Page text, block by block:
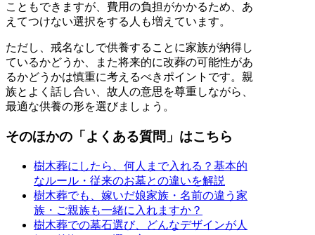
こともできますが、費用の負担がかかるため、あ
えてつけない選択をする人も増えています。
ただし、戒名なしで供養することに家族が納得し
ているかどうか、また将来的に改葬の可能性があ
るかどうかは慎重に考えるべきポイントです。親
族とよく話し合い、故人の意思を尊重しながら、
最適な供養の形を選びましょう。
そのほかの「よくある質問」はこちら
樹木葬にしたら、何人まで入れる？基本的
なルール・従来のお墓との違いを解説
樹木葬でも、嫁いだ娘家族・名前の違う家
族・ご親族も一緒に入れますか？
樹木葬での墓石選び、どんなデザインが人